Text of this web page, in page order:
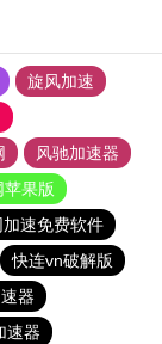
旋风加速
风驰加速器
果版
加速免费软件
快连vn破解版
器
速器